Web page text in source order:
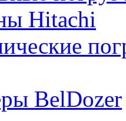
Hitachi
BelDozer